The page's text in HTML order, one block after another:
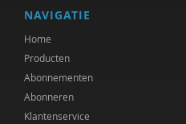
NAVIGATIE
Home
Producten
Abonnementen
Abonneren
Klantenservice